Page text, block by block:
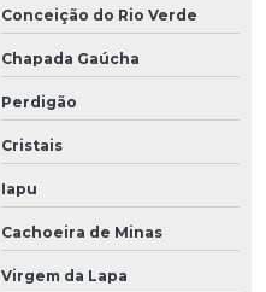
Conceição do Rio Verde
Chapada Gaúcha
Perdigão
Cristais
Iapu
Cachoeira de Minas
Virgem da Lapa